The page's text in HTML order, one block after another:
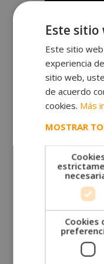
Otras
Este
Este sitio
experiencia
sitio web,
de acuerdo
cookies. Más
MOSTRAR
Cookies